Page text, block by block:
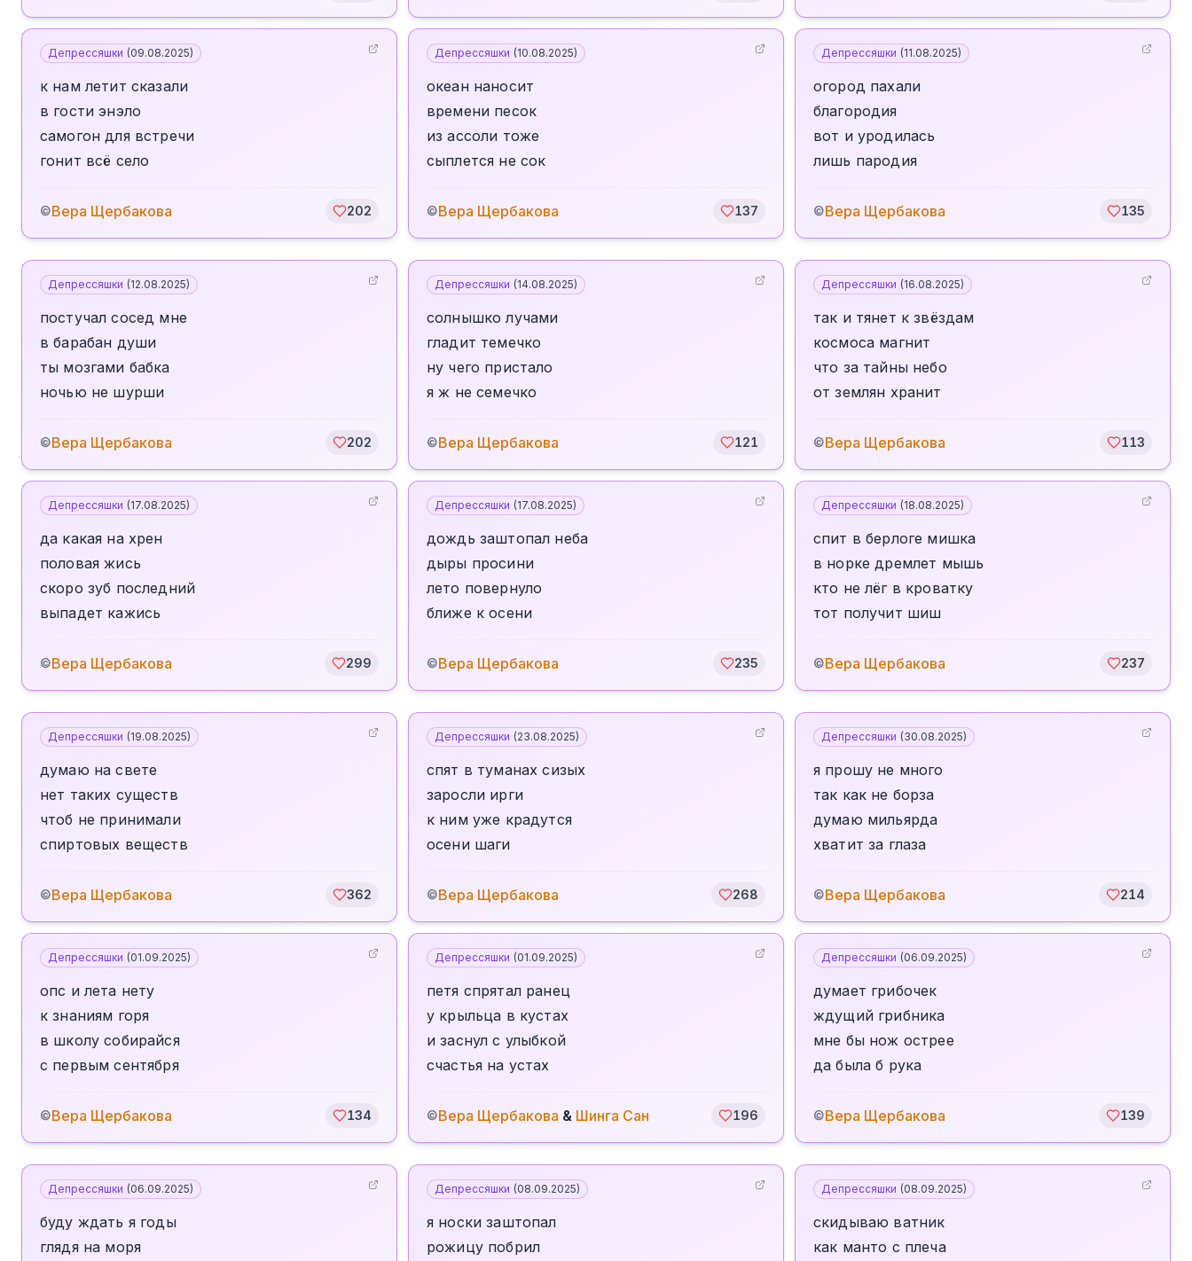
Депрессяшки (09.08.2025)
к нам летит сказали
в гости энэло
самогон для встречи
гонит всё село
©Вера Щербакова 202
Депрессяшки (10.08.2025)
океан наносит
времени песок
из ассоли тоже
сыплется не сок
©Вера Щербакова 137
Депрессяшки (11.08.2025)
огород пахали
благородия
вот и уродилась
лишь пародия
©Вера Щербакова 135
Депрессяшки (12.08.2025)
постучал сосед мне
в барабан души
ты мозгами бабка
ночью не шурши
©Вера Щербакова 202
Депрессяшки (14.08.2025)
солнышко лучами
гладит темечко
ну чего пристало
я ж не семечко
©Вера Щербакова 121
Депрессяшки (16.08.2025)
так и тянет к звёздам
космоса магнит
что за тайны небо
от землян хранит
©Вера Щербакова 113
Депрессяшки (17.08.2025)
да какая на хрен
половая жись
скоро зуб последний
выпадет кажись
©Вера Щербакова 299
Депрессяшки (17.08.2025)
дождь заштопал неба
дыры просини
лето повернуло
ближе к осени
©Вера Щербакова 235
Депрессяшки (18.08.2025)
спит в берлоге мишка
в норке дремлет мышь
кто не лёг в кроватку
тот получит шиш
©Вера Щербакова 237
Депрессяшки (19.08.2025)
думаю на свете
нет таких существ
чтоб не принимали
спиртовых веществ
©Вера Щербакова 362
Депрессяшки (23.08.2025)
спят в туманах сизых
заросли ирги
к ним уже крадутся
осени шаги
©Вера Щербакова 268
Депрессяшки (30.08.2025)
я прошу не много
так как не борза
думаю мильярда
хватит за глаза
©Вера Щербакова 214
Депрессяшки (01.09.2025)
опс и лета нету
к знаниям горя
в школу собирайся
с первым сентября
©Вера Щербакова 134
Депрессяшки (01.09.2025)
петя спрятал ранец
у крыльца в кустах
и заснул с улыбкой
счастья на устах
©Вера Щербакова & Шинга Сан 196
Депрессяшки (06.09.2025)
думает грибочек
ждущий грибника
мне бы нож острее
да была б рука
©Вера Щербакова 139
Депрессяшки (06.09.2025)
буду ждать я годы
глядя на моря
Депрессяшки (08.09.2025)
я носки заштопал
рожицу побрил
Депрессяшки (08.09.2025)
скидываю ватник
как манто с плеча